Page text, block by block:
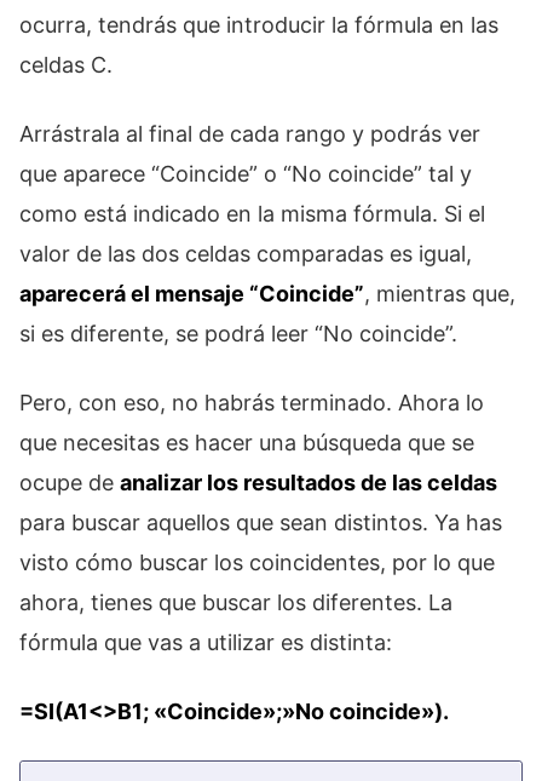
ocurra, tendrás que introducir la fórmula en las
celdas C.
Arrástrala al final de cada rango y podrás ver
que aparece “Coincide” o “No coincide” tal y
como está indicado en la misma fórmula. Si el
valor de las dos celdas comparadas es igual,
aparecerá el mensaje “Coincide”, mientras que,
si es diferente, se podrá leer “No coincide”.
Pero, con eso, no habrás terminado. Ahora lo
que necesitas es hacer una búsqueda que se
ocupe de analizar los resultados de las celdas
para buscar aquellos que sean distintos. Ya has
visto cómo buscar los coincidentes, por lo que
ahora, tienes que buscar los diferentes. La
fórmula que vas a utilizar es distinta:
=SI(A1<>B1; «Coincide»;»No coincide»).